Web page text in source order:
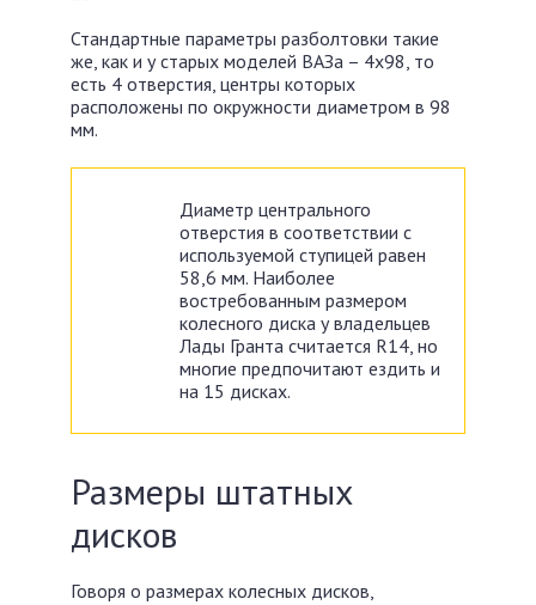
Стандартные параметры разболтовки такие
же, как и у старых моделей ВАЗа – 4х98, то
есть 4 отверстия, центры которых
расположены по окружности диаметром в 98
мм.
Диаметр центрального
отверстия в соответствии с
используемой ступицей равен
58,6 мм. Наиболее
востребованным размером
колесного диска у владельцев
Лады Гранта считается R14, но
многие предпочитают ездить и
на 15 дисках.
Размеры штатных
дисков
Говоря о размерах колесных дисков,